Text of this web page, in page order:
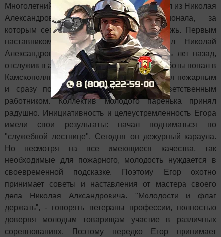
Многолетний опыт работы пожарным сделал из Николая
Александровича настоящего профессионала, за
которым сегодня подтягивается и молодежь. Первым
наставником в непростой работе стал Николай
Александрович для Егора Ситникова. Пять лет назад,
отслужив в армии, Егор будучи в поисках работы попал в
Камскополянскую пожарную часть, устроился пожарным
и сразу показал себя надежным и ответственным
работником. Коллектив молодого паренька принял
радушно. Инициативность и целеустремленность Егора
имели свои результаты: начал подниматься по
"служебной лестнице". Сегодня он дежурный караула.
Но несмотря на все имеющиеся качества, так
необходимые для пожарного, молодость нуждается в
своевременной подсказке. Поэтому Егор охотно
принимает советы и наставления от мастера своего
дела Николая Алксандровича. "Молодости и флаг
держать", - говорять ветераны профессии, полностью
доверяя молодым товарищам участие в различных
соревнованиях. Поэтому нередко Егор принимает